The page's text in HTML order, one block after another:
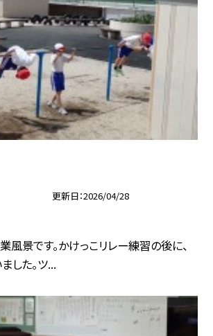
更新日 2026/04/28
景です。かけっこリレー練習の後に、
した。ツ...